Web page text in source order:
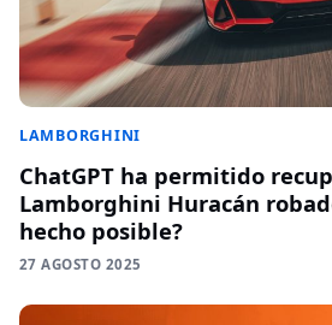
LAMBORGHINI
ChatGPT ha permitido
Lamborghini Huracán
hecho posible?
27 AGOSTO 2025